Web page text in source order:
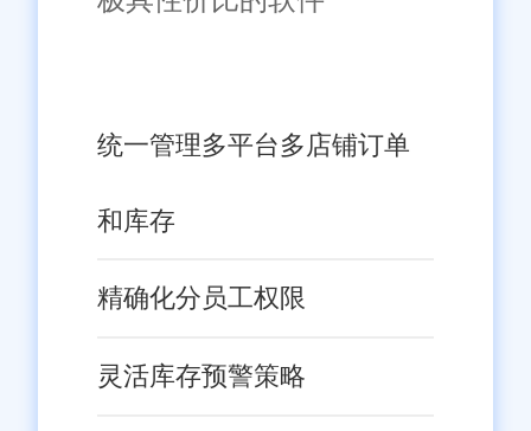
统一管理多平台多店铺订单
和库存
精确化分员工权限
灵活库存预警策略